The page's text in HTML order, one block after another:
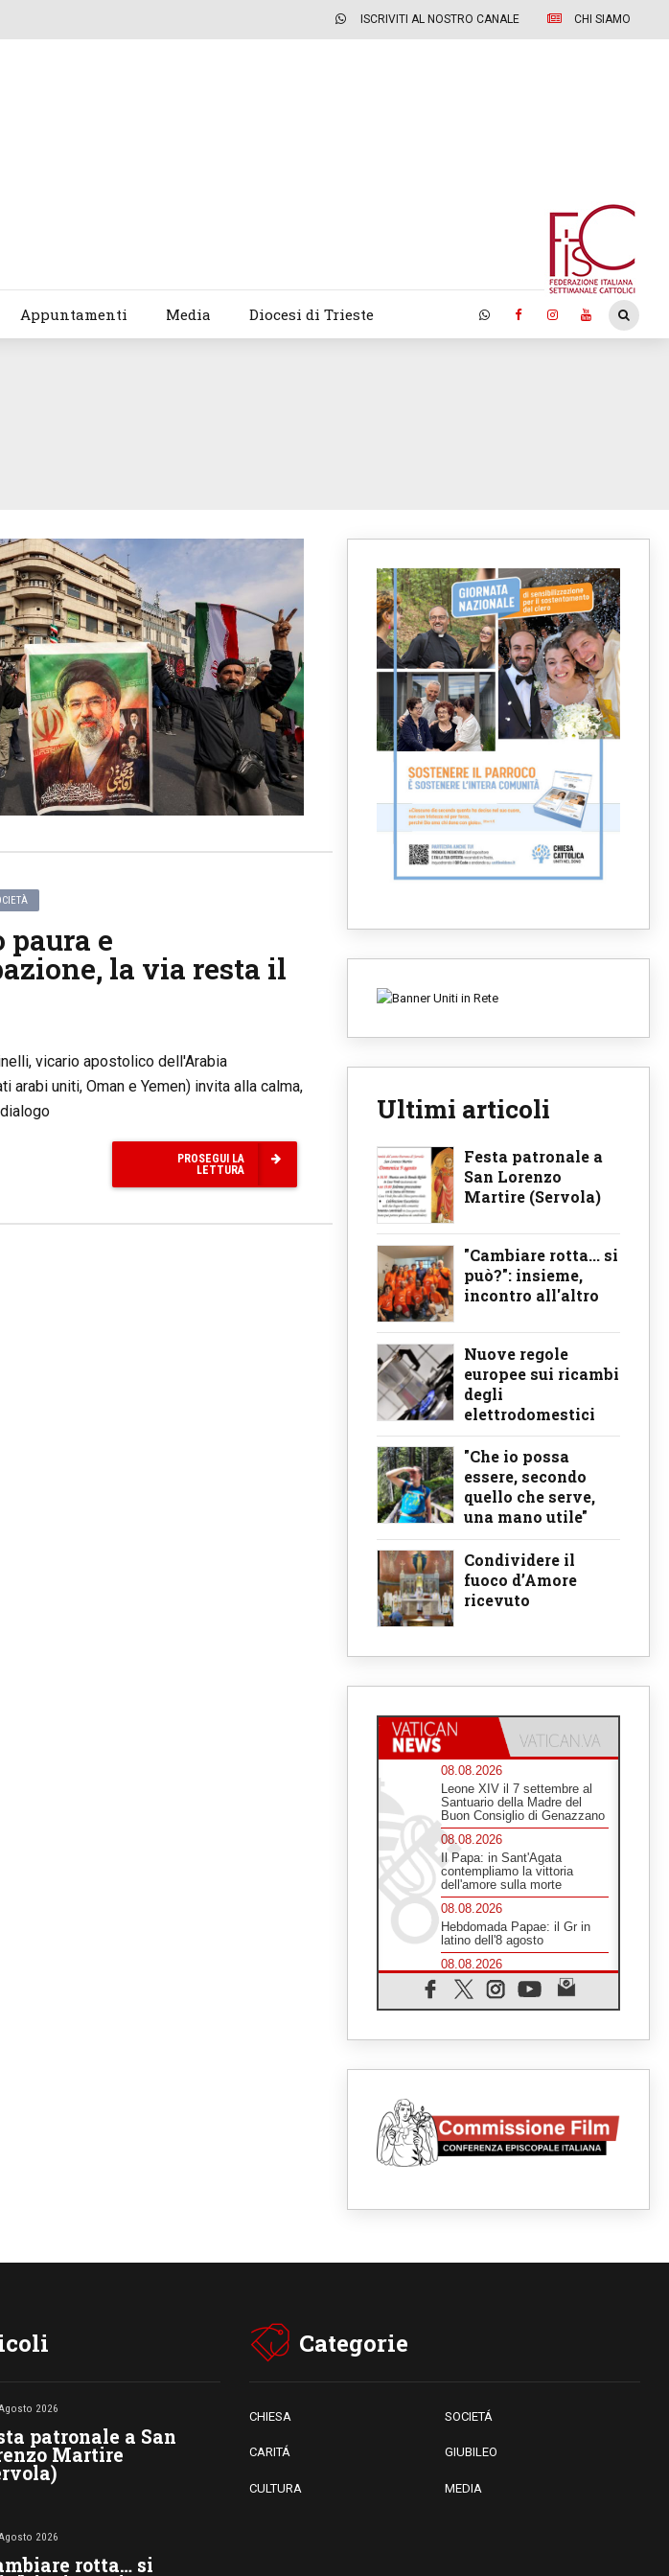
ISCRIVITI AL NOSTRO CANALE CHI SIAMO
Appuntamenti Media Diocesi di Trieste
paura e
la via resta il
vicario apostolico dell'Arabia
arabi uniti, Oman e Yemen) invita alla calma,
PROSEGUI LA
LETTURA
Ultimi articoli
Festa patronale a
San Lorenzo
Martire (Servola)
"Cambiare rotta... si
può?": insieme,
incontro all'altro
Nuove regole
europee sui ricambi
degli
elettrodomestici
"Che io possa
essere, secondo
quello che serve,
una mano utile"
Condividere il
fuoco d’Amore
ricevuto
08.08.2026
Leone XIV il 7 settembre al
Santuario della Madre del
Buon Consiglio di Genazzano
08.08.2026
Il Papa: in Sant'Agata
contempliamo la vittoria
dell'amore sulla morte
08.08.2026
Hebdomada Papae: il Gr in
latino dell'8 agosto
08.08.2026
Spin Time, Reina: Cristo non
abita nei palazzi del potere
ma si identifica coi senzatetto
Argentina, l'arcivescovo
Colombo: "La visita del Papa
messaggio di pace e dignità"
08.08.2026
Castillo: spinta all'unità in
mezzo alle sfide del Paese
2026
patronale a San
Martire
2026
rotta… si
Categorie
CHIESA SOCIETÁ
CARITÁ GIUBILEO
CULTURA MEDIA